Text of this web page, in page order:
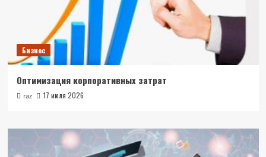
Бизнес
Оптимизация корпоративных затрат
raz 17 июля 2026